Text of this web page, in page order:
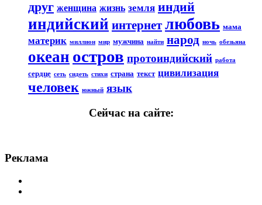
друг женщина жизнь земля индий
индийский интернет любовь мама
материк миллион мир мужчина найти народ ночь обезьяна
океан остров протоиндийский работа
сердце сеть сидеть стихи страна текст цивилизация
человек южный язык
Сейчас на сайте:
Реклама